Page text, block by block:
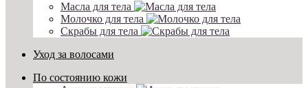
Масла для тела
Молочко для тела
Скрабы для тела
Уход за волосами
По состоянию кожи